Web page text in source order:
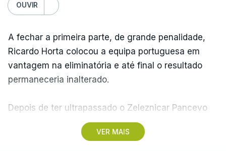
OUVIR
VER MAIS
A fechar a primeira parte, de grande penalidade,
Ricardo Horta colocou a equipa portuguesa em
vantagem na eliminatória e até final o resultado
permaneceria inalterado.
Depois de ter ultrapassado o Zeleznicar Pancevo
na segunda pré-eliminatória de acesso à fase de
liga da Liga Conferência, caso elimine Dínamo de